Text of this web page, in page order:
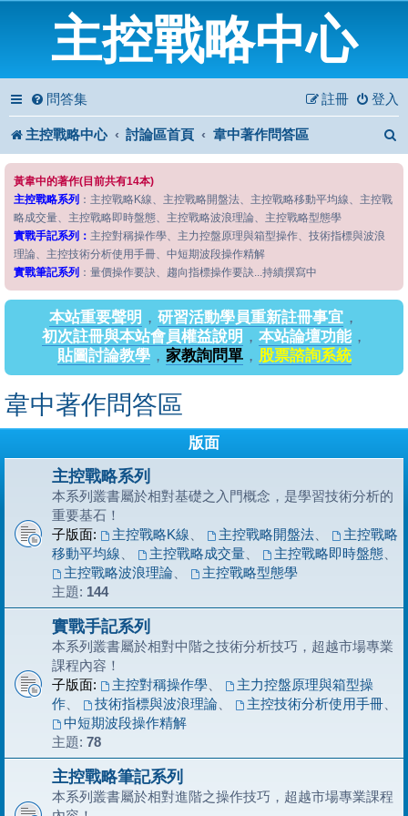
主控戰略中心
問答集 登入
註冊
主控戰略中心 討論區首頁 韋中著作問答區
黃韋中的著作(目前共有14本)
主控戰略系列 ：主控戰略K線、主控戰略開盤法、主控戰略移動平均線、主控戰
略成交量、主控戰略即時盤態、主控戰略波浪理論、主控戰略型態學
實戰手記系列： 主控對稱操作學、主力控盤原理與箱型操作、技術指標與波浪
理論、主控技術分析使用手冊、中短期波段操作精解
實戰筆記系列 ：量價操作要訣、趨向指標操作要訣...持續撰寫中
本站重要聲明 ， 研習活動學員重新註冊事宜 ，
初次註冊與本站會員權益說明 ， 本站論壇功能，
貼圖討論教學， 家教詢問單， 股票諮詢系統
韋中著作問答區
版面
主控戰略系列
本系列叢書屬於相對基礎之入門概念，是學習技術分析的
重要基石！
子版面:
主控戰略K線 主控戰略開盤法、
主控戰略
移動平均線
主控戰略成交量、 主控戰略即時盤態、
主控戰略波浪理論、
主控戰略型態學
主題: 144
實戰手記系列
本系列叢書屬於相對中階之技術分析技巧，超越市場專業
課程內容！
子版面:
主控對稱操作學、
主力控盤原理與箱型操
作
技術指標與波浪理論、 主控技術分析使用手冊、
中短期波段操作精解
主題: 78
主控戰略筆記系列
本系列叢書屬於相對進階之操作技巧，超越市場專業課程